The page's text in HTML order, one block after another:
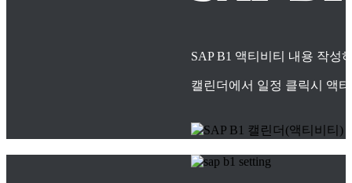
SAP B1 액티비티 내용 작성
캘린더에서 일정 클릭시 액